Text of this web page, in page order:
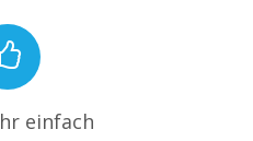
einfach